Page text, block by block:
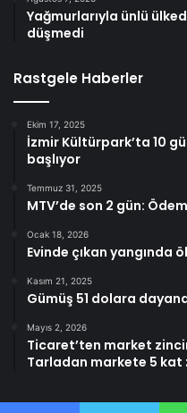
Yağmurlarıyla ünlü
düşmedi
Rastgele Haberler
Ekim 17, 2025
İzmir Kültürpark’ta 10
başlıyor
Temmuz 31, 2025
MTV’de son 2 gün:
Ocak 18, 2026
Evinde çıkan yangında
Kasım 21, 2025
Gümüş 51 dolara
Mayıs 2, 2026
Ticaret’ten market
Tarladan markete 5 kat